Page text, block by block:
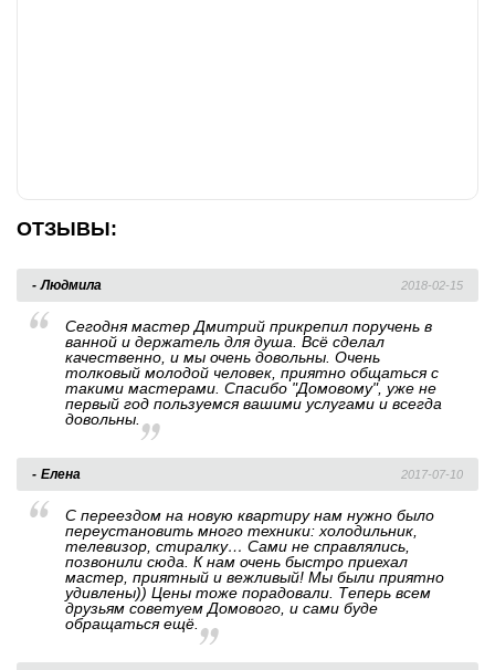
ОТЗЫВЫ:несоответствующий комплект!
Людмила 2018-02-15
Сегодня мастер Дмитрий прикрепил поручень в
ванной и держатель для душа. Всё сделал
качественно, и мы очень довольны. Очень
толковый молодой человек, приятно общаться с
такими мастерами. Спасибо "Домовому", уже не
первый год пользуемся вашими услугами и всегда
довольны.
Елена 2017-07-10
С переездом на новую квартиру нам нужно было
переустановить много техники: холодильник,
телевизор, стиралку… Сами не справлялись,
позвонили сюда. К нам очень быстро приехал
мастер, приятный и вежливый! Мы были приятно
удивлены)) Цены тоже порадовали. Теперь всем
друзьям советуем Домового, и сами буде
обращаться ещё.